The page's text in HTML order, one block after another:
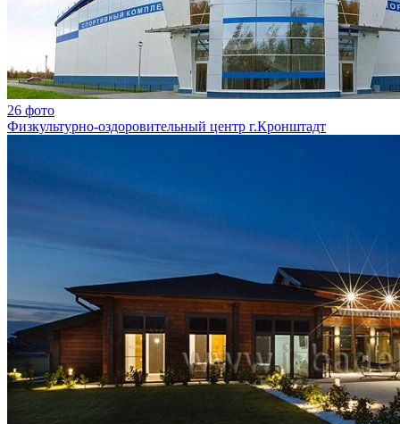
26 фото
Физкультурно-оздоровительный центр г.Кронштадт